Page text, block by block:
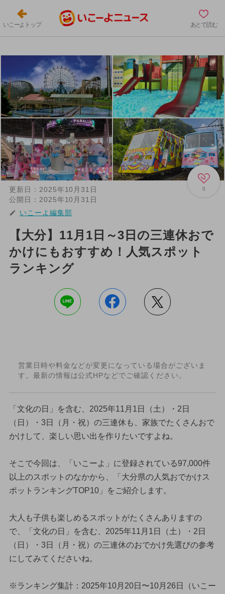
いこーよトップ あとで読む
0
更新日： 2025年10月31日
公開日： 2025年10月31日
いこーよ編集部
【大分】11月1日～3日の三連休おで
かけにもおすすめ！人気スポット
ランキング
営業日時や料金などが変更になっている場合がございま
す。最新の情報は公式HPなどでご確認ください。
「文化の日」を含む、2025年11月1日（土）・2日
（日）・3日（月・祝）の三連休も、家族でたくさんおで
かけして、楽しい思い出を作りたいですよね。
そこで今回は、「いこーよ」に登録されている97,000件
以上のスポットのなかから、「大分県の人気おでかけス
ポットランキングTOP10」をご紹介します。
大人も子供も楽しめるスポットがたくさんありますの
で、「文化の日」を含む、2025年11月1日（土）・2日
（日）・3日（月・祝）の三連休のおでかけ先選びの参考
にしてみてくださいね。
※ランキング集計：2025年10月20日〜10月26日（いこー